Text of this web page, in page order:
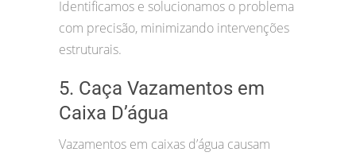
Identificamos e solucionamos o problema
com precisão, minimizando intervenções
estruturais.
5. Caça Vazamentos em
Caixa D’água
Vazamentos em caixas d’água causam